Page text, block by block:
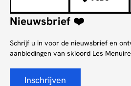
Nieuwsbrief ❤️
Schrijf u in voor de nieuwsbrief en
aanbiedingen van skioord Les
Inschrijven